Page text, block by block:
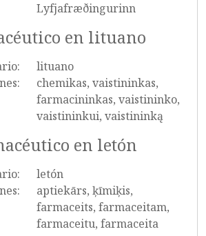
Lyfjafræðingurinn
en lituano
lituano
chemikas, vaistininkas,
farmacininkas, vaistininko,
vaistininkui, vaistininką
en letón
letón
aptiekārs, ķīmiķis,
farmaceits, farmaceitam,
farmaceitu, farmaceita